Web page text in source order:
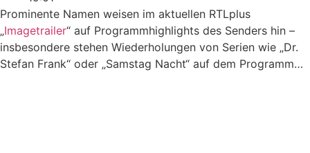
Prominente Namen weisen im aktuellen RTLplus
„Imagetrailer“ auf Programmhighlights des Senders hin –
insbesondere stehen Wiederholungen von Serien wie „Dr.
Stefan Frank“ oder „Samstag Nacht“ auf dem Programm…